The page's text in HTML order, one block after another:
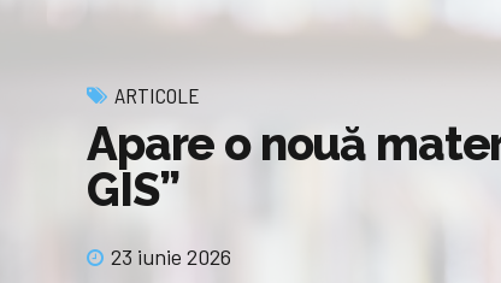
ARTICOLE
Apare o nouă
GIS”
23 iunie 2026